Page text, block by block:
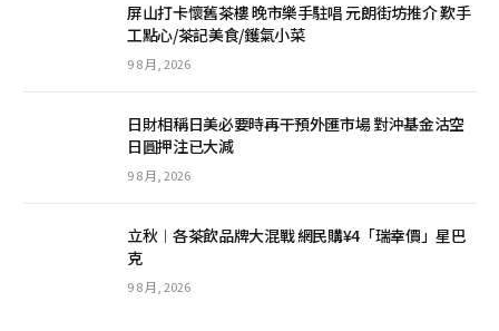
屏山打卡懷舊茶樓 晚市樂手駐唱 元朗街坊推介 歎手
工點心/茶記美食/鑊氣小菜
9 8 月, 2026
日財相稱日美必要時再干預外匯市場 對沖基金沽空
日圓押注已大減
9 8 月, 2026
立秋︱各茶飲品牌大混戰 網民購¥4「瑞幸價」星巴
克
9 8 月, 2026